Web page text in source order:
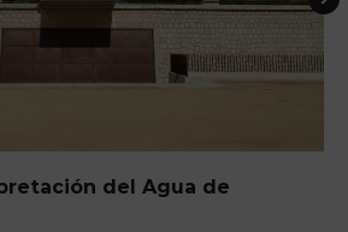
del Agua de